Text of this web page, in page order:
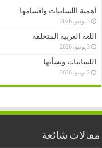
أهمية اللسانيات واقسامها
3 يونيو، 2026
اللغة العربية المتخلفه
3 يونيو، 2026
اللسانيات ونشأتها
3 يونيو، 2026
مقالات شائعة